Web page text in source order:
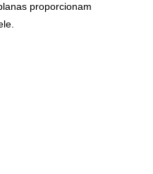
proporcionam